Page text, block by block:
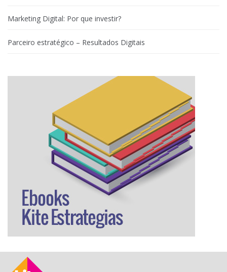
Marketing Digital: Por que investir?
Parceiro estratégico – Resultados Digitais